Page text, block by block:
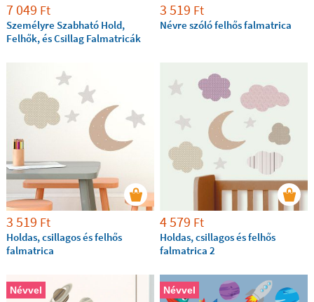
7 049 Ft
Személyre Szabható Hold,
Felhők, és Csillag Falmatricák
3 519 Ft
Névre szóló felhős falmatrica
3 519 Ft
Holdas, csillagos és felhős
falmatrica
4 579 Ft
Holdas, csillagos és felhős
falmatrica 2
Névvel Névvel